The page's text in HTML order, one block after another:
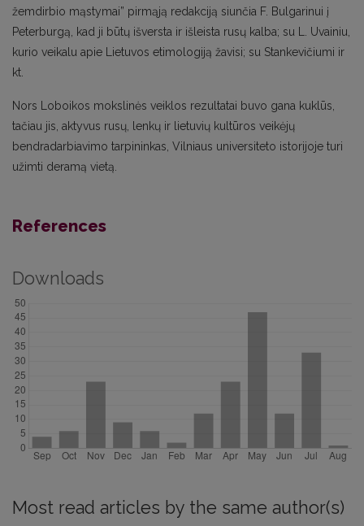
žemdirbio mąstymai” pirmąją redakciją siunčia F. Bulgarinui į
Peterburgą, kad ji būtų išversta ir išleista rusų kalba; su L. Uvainiu,
kurio veikalu apie Lietuvos etimologiją žavisi; su Stankevičiumi ir
kt.
Nors Loboikos mokslinės veiklos rezultatai buvo gana kuklūs,
tačiau jis, aktyvus rusų, lenkų ir lietuvių kultūros veikėjų
bendradarbiavimo tarpininkas, Vilniaus universiteto istorijoje turi
užimti deramą vietą.
References
Downloads
Most read articles by the same author(s)